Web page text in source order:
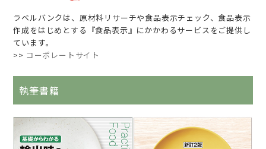
ラベルバンクは、原材料リサーチや食品表示チェック、食品表示
作成をはじめとする『食品表示』にかかわるサービスをご提供し
ています。
>> コーポレートサイト
執筆書籍